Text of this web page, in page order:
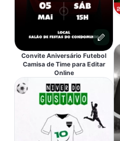
Convite Aniversário Futebol
Camisa de Time para Editar
Online